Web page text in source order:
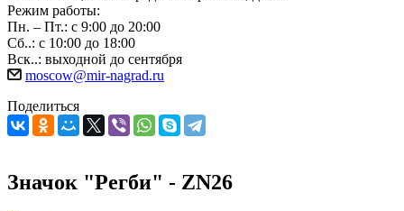
Режим работы:
Пн. – Пт.: с 9:00 до 20:00
Сб..: с 10:00 до 18:00
Вск..: выходной до сентября
moscow@mir-nagrad.ru
Поделиться
Значок "Регби" - ZN26